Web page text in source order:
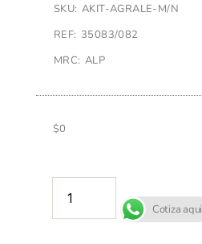
SKU: AKIT-AGRALE-M/N
REF: 35083/082
MRC: ALP
$0
Cotiza aqui